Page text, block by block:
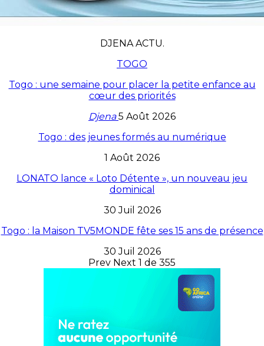
DJENA ACTU.
TOGO
Togo : une semaine pour placer la petite enfance au
cœur des priorités
Djena5 Août 2026
Togo : des jeunes formés au numérique
1 Août 2026
LONATO lance « Loto Détente », un nouveau jeu
dominical
30 Juil 2026
Togo : la Maison TV5MONDE fête ses 15 ans de présence
30 Juil 2026
Prev Next 1 de 355